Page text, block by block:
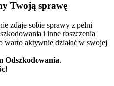
Twoją sprawę
zdaje sobie sprawy z pełni
i inne roszczenia
warto aktywnie działać w swojej
Odszkodowania.